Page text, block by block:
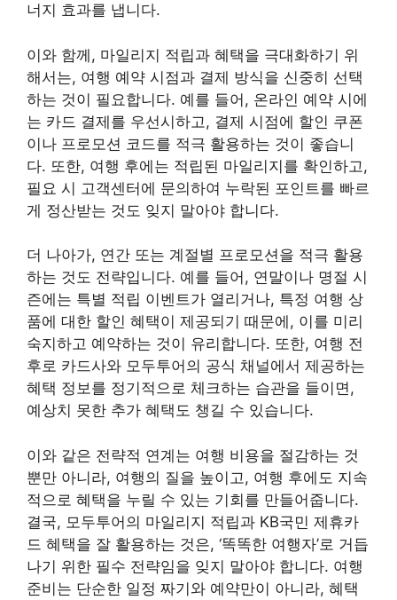
너지 효과를 냅니다.
이와 함께, 마일리지 적립과 혜택을 극대화하기 위
해서는, 여행 예약 시점과 결제 방식을 신중히 선택
하는 것이 필요합니다. 예를 들어, 온라인 예약 시에
는 카드 결제를 우선시하고, 결제 시점에 할인 쿠폰
이나 프로모션 코드를 적극 활용하는 것이 좋습니
다. 또한, 여행 후에는 적립된 마일리지를 확인하고,
필요 시 고객센터에 문의하여 누락된 포인트를 빠르
게 정산받는 것도 잊지 말아야 합니다.
더 나아가, 연간 또는 계절별 프로모션을 적극 활용
하는 것도 전략입니다. 예를 들어, 연말이나 명절 시
즌에는 특별 적립 이벤트가 열리거나, 특정 여행 상
품에 대한 할인 혜택이 제공되기 때문에, 이를 미리
숙지하고 예약하는 것이 유리합니다. 또한, 여행 전
후로 카드사와 모두투어의 공식 채널에서 제공하는
혜택 정보를 정기적으로 체크하는 습관을 들이면,
예상치 못한 추가 혜택도 챙길 수 있습니다.
이와 같은 전략적 연계는 여행 비용을 절감하는 것
뿐만 아니라, 여행의 질을 높이고, 여행 후에도 지속
적으로 혜택을 누릴 수 있는 기회를 만들어줍니다.
결국, 모두투어의 마일리지 적립과 KB국민 제휴카
드 혜택을 잘 활용하는 것은, ‘똑똑한 여행자’로 거듭
나기 위한 필수 전략임을 잊지 말아야 합니다. 여행
준비는 단순한 일정 짜기와 예약만이 아니라, 혜택